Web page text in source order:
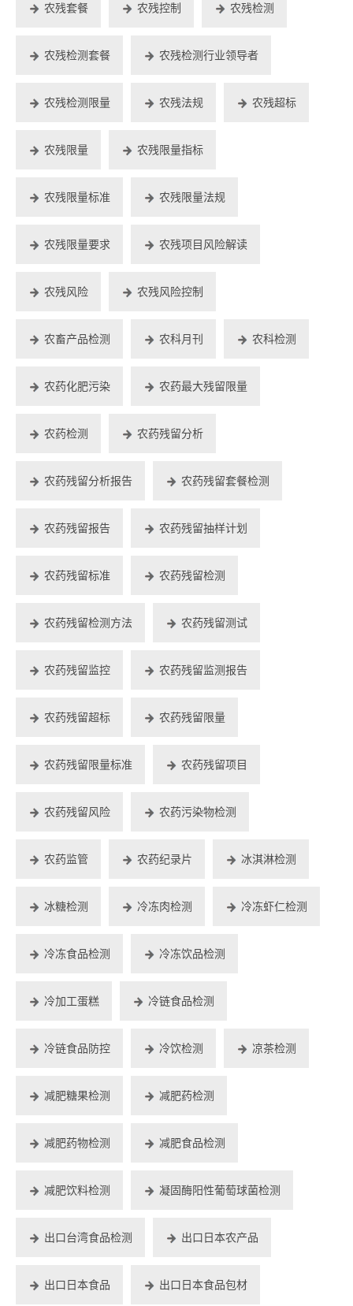
农残套餐 农残控制 农残检测
农残检测套餐 农残检测行业领导者
农残检测限量 农残法规 农残超标
农残限量 农残限量指标
农残限量标准 农残限量法规
农残限量要求 农残项目风险解读
农残风险 农残风险控制
农畜产品检测 农科月刊 农科检测
农药化肥污染 农药最大残留限量
农药检测 农药残留分析
农药残留分析报告 农药残留套餐检测
农药残留报告 农药残留抽样计划
农药残留标准 农药残留检测
农药残留检测方法 农药残留测试
农药残留监控 农药残留监测报告
农药残留超标 农药残留限量
农药残留限量标准 农药残留项目
农药残留风险 农药污染物检测
农药监管 农药纪录片 冰淇淋检测
冰糖检测 冷冻肉检测 冷冻虾仁检测
冷冻食品检测 冷冻饮品检测
冷加工蛋糕 冷链食品检测
冷链食品防控 冷饮检测 凉茶检测
减肥糖果检测 减肥药检测
减肥药物检测 减肥食品检测
减肥饮料检测 凝固酶阳性葡萄球菌检测
出口台湾食品检测 出口日本农产品
出口日本食品 出口日本食品包材